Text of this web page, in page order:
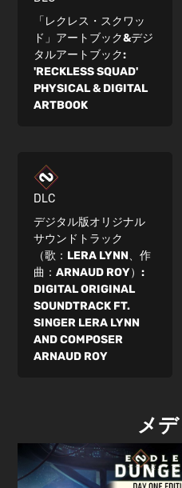
「レクレス・スクワッ
ド」アートブック&デジ
タルアートブック:
'RECKLESS SQUAD'
PHYSICAL & DIGITAL
ARTBOOK
DLC
デジタル版オリジナル
サウンドトラック
（歌：LERA LYNN、作
曲：ARNAUD ROY）:
DIGITAL ORIGINAL
SOUNDTRACK FT.
SINGER LERA LYNN
AND COMPOSER
ARNAUD ROY
メ